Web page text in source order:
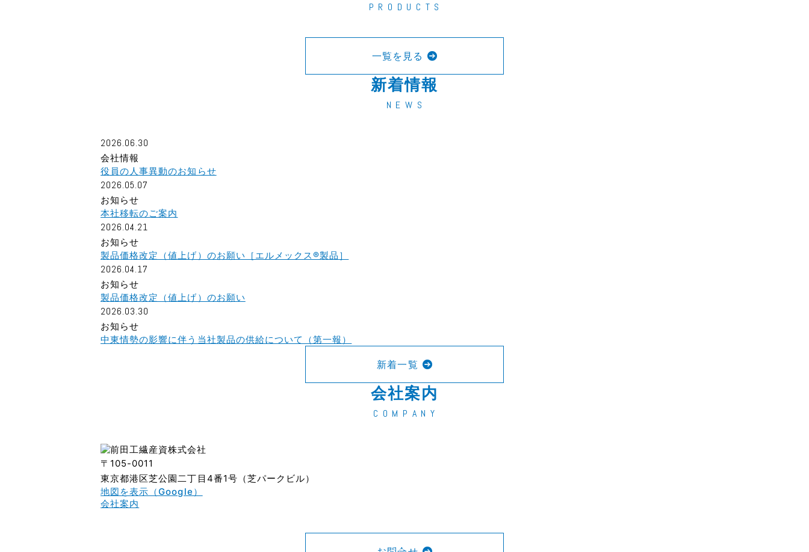
scroll
P R O D U C T S
一覧を見る
新着情報
N E W S
2026.06.30
会社情報
役員の人事異動のお知らせ
2026.05.07
お知らせ
本社移転のご案内
2026.04.21
お知らせ
製品価格改定（値上げ）のお願い［エルメックス®製品］
2026.04.17
お知らせ
製品価格改定（値上げ）のお願い
2026.03.30
お知らせ
中東情勢の影響に伴う当社製品の供給について（第一報）
新着一覧
会社案内
C O M P A N Y
〒105-0011
東京都港区芝公園二丁目4番1号（芝パークビル）
地図を表示（Google）
会社案内